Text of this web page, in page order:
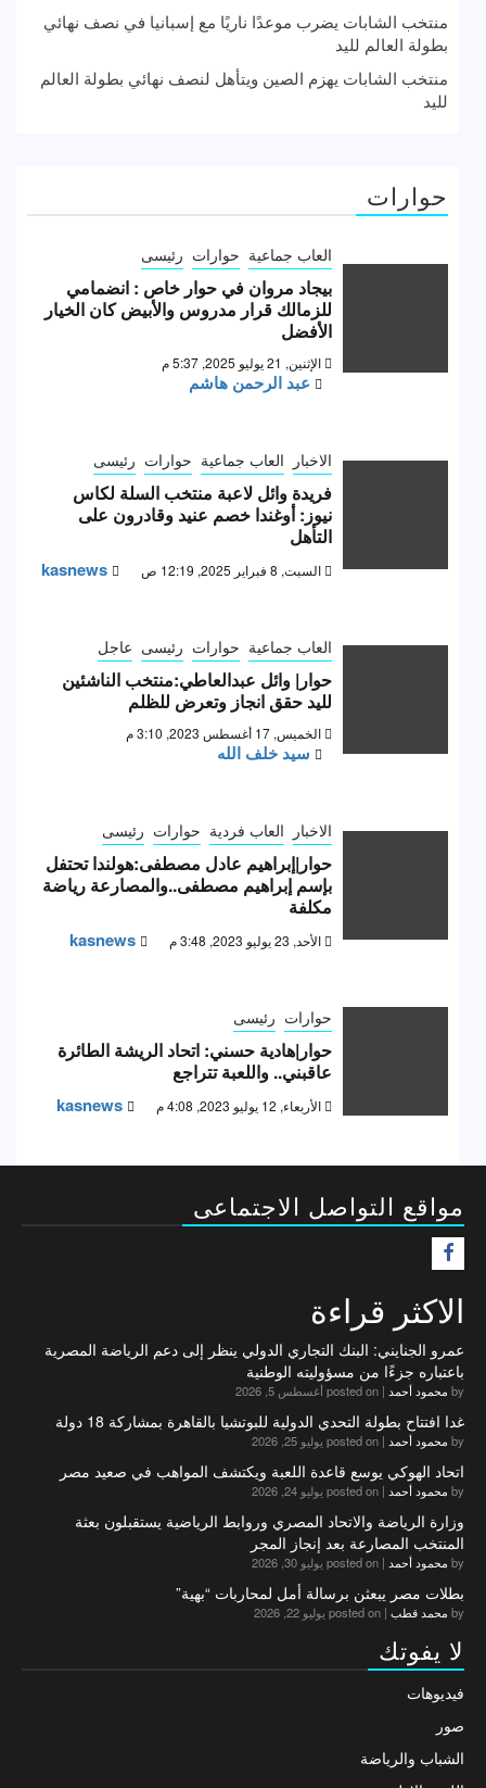
منتخب الشابات يضرب موعدًا ناريًا مع إسبانيا في نصف نهائي
بطولة العالم لليد
منتخب الشابات يهزم الصين ويتأهل لنصف نهائي بطولة العالم
لليد
حوارات
العاب جماعية حوارات رئيسى
بيجاد مروان في حوار خاص : انضمامي
للزمالك قرار مدروس والأبيض كان الخيار
الأفضل
الإثنين, 21 يوليو 2025, 5:37 م
عبد الرحمن هاشم
الاخبار العاب جماعية حوارات رئيسى
فريدة وائل لاعبة منتخب السلة لكاس
نيوز: أوغندا خصم عنيد وقادرون على
التأهل
السبت, 8 فبراير 2025, 12:19 ص kasnews
العاب جماعية حوارات رئيسى عاجل
حوار| وائل عبدالعاطي:منتخب الناشئين
لليد حقق انجاز وتعرض للظلم
الخميس, 17 أغسطس 2023, 3:10 م
سيد خلف الله
الاخبار العاب فردية حوارات رئيسى
حوار|إبراهيم عادل مصطفى:هولندا تحتفل
بإسم إبراهيم مصطفى..والمصارعة رياضة
مكلفة
الأحد, 23 يوليو 2023, 3:48 م kasnews
حوارات رئيسى
حوار|هادية حسني: اتحاد الريشة الطائرة
عاقبني.. واللعبة تتراجع
الأربعاء, 12 يوليو 2023, 4:08 م kasnews
مواقع التواصل الاجتماعى
الاكثر قراءة
عمرو الجنايني: البنك التجاري الدولي ينظر إلى دعم الرياضة المصرية
باعتباره جزءًا من مسؤوليته الوطنية
by محمود أحمد | posted on أغسطس 5, 2026
غدا افتتاح بطولة التحدي الدولية للبوتشيا بالقاهرة بمشاركة 18 دولة
by محمود أحمد | posted on يوليو 25, 2026
اتحاد الهوكي يوسع قاعدة اللعبة ويكتشف المواهب في صعيد مصر
by محمود أحمد | posted on يوليو 24, 2026
وزارة الرياضة والاتحاد المصري وروابط الرياضية يستقبلون بعثة
المنتخب المصارعة بعد إنجاز المجر
by محمود أحمد | posted on يوليو 30, 2026
بطلات مصر يبعثن برسالة أمل لمحاربات “بهية”
by محمد قطب | posted on يوليو 22, 2026
لا يفوتك
فيديوهات
صور
الشباب والرياضة